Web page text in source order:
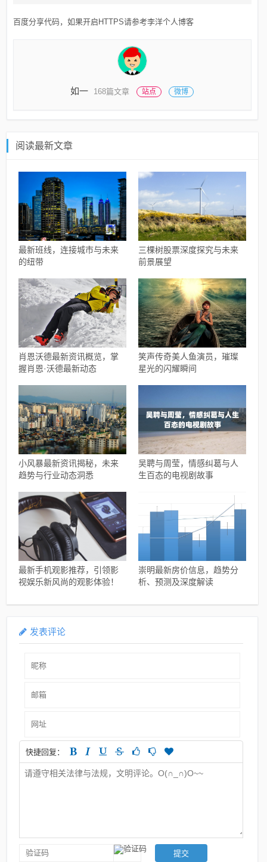
百度分享代码，如果开启HTTPS请参考李洋个人博客
如一 168篇文章 站点 微博
阅读最新文章
最新班线，连接城市与未来
的纽带
三棵树股票深度探究与未来
前景展望
肖恩沃德最新资讯概览，掌
握肖恩·沃德最新动态
笑声传奇美人鱼演员，璀璨
星光的闪耀瞬间
小风暴最新资讯揭秘，未来
趋势与行业动态洞悉
吴聘与周莹，情感纠葛与人
生百态的电视剧故事
最新手机观影推荐，引领影
视娱乐新风尚的观影体验！
崇明最新房价信息，趋势分
析、预测及深度解读
发表评论
快捷回复：